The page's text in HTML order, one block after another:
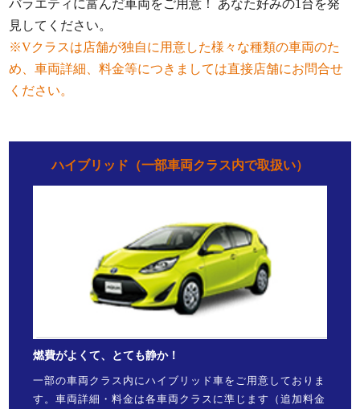
バラエティに富んだ車両をご用意！ あなた好みの1台を発
見してください。
※Vクラスは店舗が独自に用意した様々な種類の車両のた
め、車両詳細、料金等につきましては直接店舗にお問合せ
ください。
ハイブリッド（一部車両クラス内で取扱い）
燃費がよくて、とても静か！
一部の車両クラス内にハイブリッド車をご用意しておりま
す。車両詳細・料金は各車両クラスに準じます（追加料金